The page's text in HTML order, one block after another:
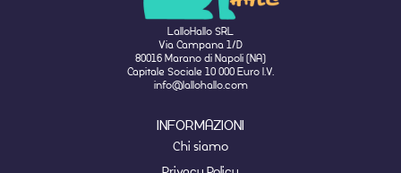
LalloHallo SRL
Via Campana 1/D
80016 Marano di Napoli (NA)
Capitale Sociale 10 000 Euro I.V.
info@lallohallo.com
INFORMAZIONI
Chi siamo